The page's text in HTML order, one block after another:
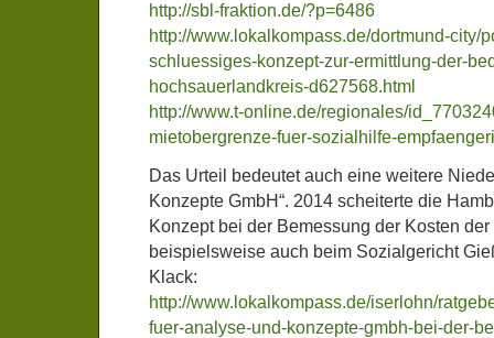
http://sbl-fraktion.de/?p=6486
http://www.lokalkompass.de/dortmund-city/
schluessiges-konzept-zur-ermittlung-der-
hochsauerlandkreis-d627568.html
http://www.t-online.de/regionales/
mietobergrenze-fuer-sozialhilfe-
Das Urteil bedeutet auch eine weitere
Konzepte GmbH“. 2014 scheiterte die
Konzept bei der Bemessung der Kosten
beispielsweise auch beim Sozialgericht
Klack:
http://www.lokalkompass.de/iserlohn/
fuer-analyse-und-konzepte-gmbh-bei-der-